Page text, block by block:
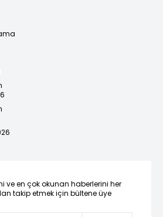
ve en çok okunan haberlerini her
takip etmek için bültene üye